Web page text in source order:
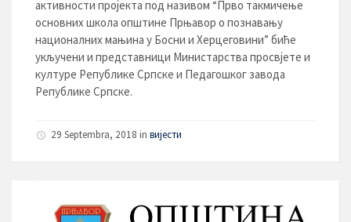
активности пројекта под називом “Прво такмичење
основних школа општине Прњавор о познавању
националних мањина у Босни и Херцеговини” биће
укључени и представници Министарства просвјете и
културе Републике Српске и Педагошког завода
Републике Српске.
29 Septembra, 2018 in вијести